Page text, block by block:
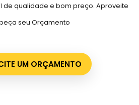
de qualidade e bom preço. Aproveite
seu Orçamento
UM ORÇAMENTO